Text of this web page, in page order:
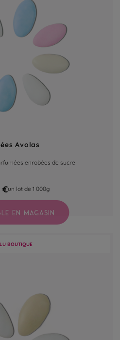
Avolas
enrobées de sucre
€un lot de 1 000g
EN MAGASIN
BOUTIQUE